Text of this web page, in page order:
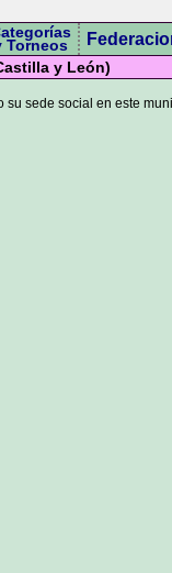
Torneos
y León)
su sede social en este